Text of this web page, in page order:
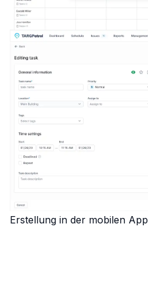
Erstellung in der mobilen App